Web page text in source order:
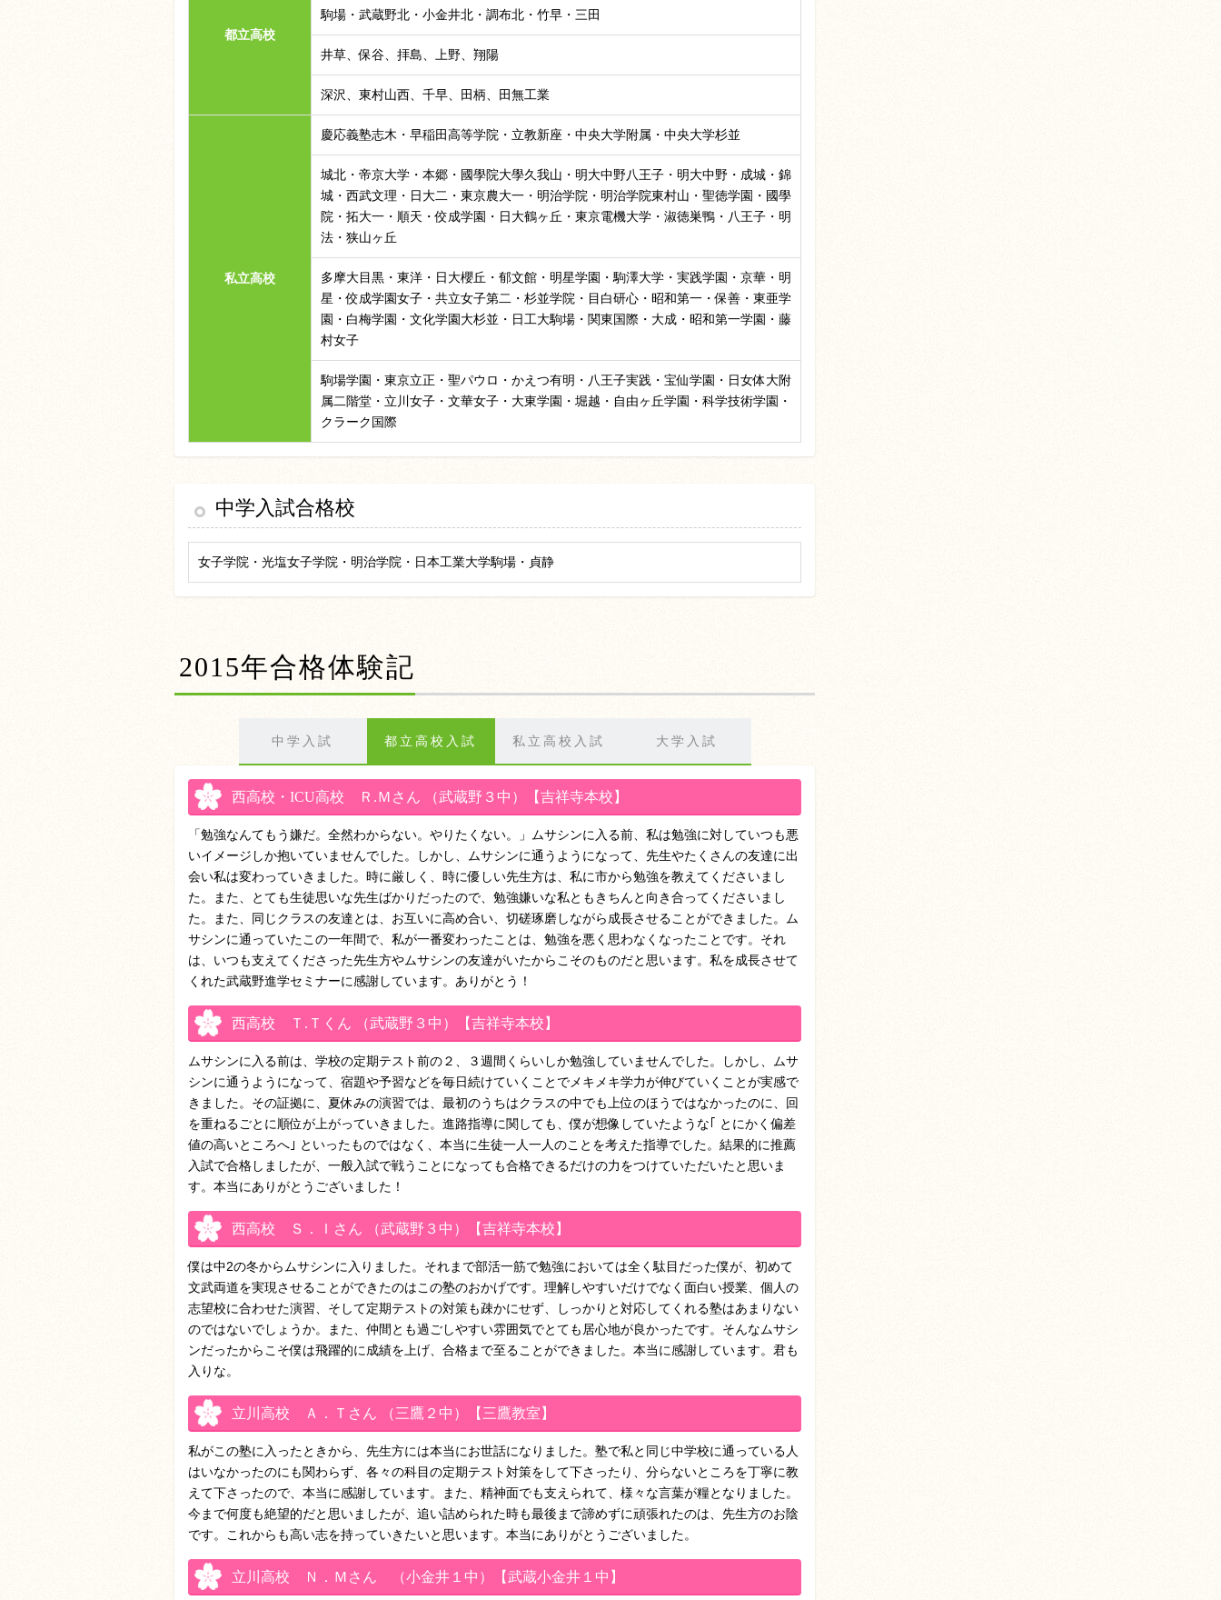
都立高校
駒場・武蔵野北・小金井北・調布北・竹早・三田
井草、保谷、拝島、上野、翔陽
深沢、東村山西、千早、田柄、田無工業
私立高校
慶応義塾志木・早稲田高等学院・立教新座・中央大学附属・中央大学杉並
城北・帝京大学・本郷・國學院大學久我山・明大中野八王子・明大中野・成城・錦
城・西武文理・日大二・東京農大一・明治学院・明治学院東村山・聖徳学園・國學
院・拓大一・順天・佼成学園・日大鶴ヶ丘・東京電機大学・淑徳巣鴨・八王子・明
法・狭山ヶ丘
多摩大目黒・東洋・日大櫻丘・郁文館・明星学園・駒澤大学・実践学園・京華・明
星・佼成学園女子・共立女子第二・杉並学院・目白研心・昭和第一・保善・東亜学
園・白梅学園・文化学園大杉並・日工大駒場・関東国際・大成・昭和第一学園・藤
村女子
駒場学園・東京立正・聖パウロ・かえつ有明・八王子実践・宝仙学園・日女体大附
属二階堂・立川女子・文華女子・大東学園・堀越・自由ヶ丘学園・科学技術学園・
クラーク国際
中学入試合格校
女子学院・光塩女子学院・明治学院・日本工業大学駒場・貞静
2015年合格体験記
中学入試 都立高校入試 私立高校入試 大学入試
西高校・ICU高校 Ｒ.Ｍさん （武蔵野３中）【吉祥寺本校】
「勉強なんてもう嫌だ。全然わからない。やりたくない。」ムサシンに入る前、私は勉強に対していつも悪
いイメージしか抱いていませんでした。しかし、ムサシンに通うようになって、先生やたくさんの友達に出
会い私は変わっていきました。時に厳しく、時に優しい先生方は、私に市から勉強を教えてくださいまし
た。また、とても生徒思いな先生ばかりだったので、勉強嫌いな私ともきちんと向き合ってくださいまし
た。また、同じクラスの友達とは、お互いに高め合い、切磋琢磨しながら成長させることができました。ム
サシンに通っていたこの一年間で、私が一番変わったことは、勉強を悪く思わなくなったことです。それ
は、いつも支えてくださった先生方やムサシンの友達がいたからこそのものだと思います。私を成長させて
くれた武蔵野進学セミナーに感謝しています。ありがとう！
西高校 Ｔ.Ｔくん （武蔵野３中）【吉祥寺本校】
ムサシンに入る前は、学校の定期テスト前の２、３週間くらいしか勉強していませんでした。しかし、ムサ
シンに通うようになって、宿題や予習などを毎日続けていくことでメキメキ学力が伸びていくことが実感で
きました。その証拠に、夏休みの演習では、最初のうちはクラスの中でも上位のほうではなかったのに、回
を重ねるごとに順位が上がっていきました。進路指導に関しても、僕が想像していたような｢ とにかく偏差
値の高いところへ｣ といったものではなく、本当に生徒一人一人のことを考えた指導でした。結果的に推薦
入試で合格しましたが、一般入試で戦うことになっても合格できるだけの力をつけていただいたと思いま
す。本当にありがとうございました！
西高校 Ｓ．Ｉさん （武蔵野３中）【吉祥寺本校】
僕は中2の冬からムサシンに入りました。それまで部活一筋で勉強においては全く駄目だった僕が、初めて
文武両道を実現させることができたのはこの塾のおかげです。理解しやすいだけでなく面白い授業、個人の
志望校に合わせた演習、そして定期テストの対策も疎かにせず、しっかりと対応してくれる塾はあまりない
のではないでしょうか。また、仲間とも過ごしやすい雰囲気でとても居心地が良かったです。そんなムサシ
ンだったからこそ僕は飛躍的に成績を上げ、合格まで至ることができました。本当に感謝しています。君も
入りな。
立川高校 Ａ．Ｔさん （三鷹２中）【三鷹教室】
私がこの塾に入ったときから、先生方には本当にお世話になりました。塾で私と同じ中学校に通っている人
はいなかったのにも関わらず、各々の科目の定期テスト対策をして下さったり、分らないところを丁寧に教
えて下さったので、本当に感謝しています。また、精神面でも支えられて、様々な言葉が糧となりました。
今まで何度も絶望的だと思いましたが、追い詰められた時も最後まで諦めずに頑張れたのは、先生方のお陰
です。これからも高い志を持っていきたいと思います。本当にありがとうございました。
立川高校 Ｎ．Ｍさん （小金井１中）【武蔵小金井１中】